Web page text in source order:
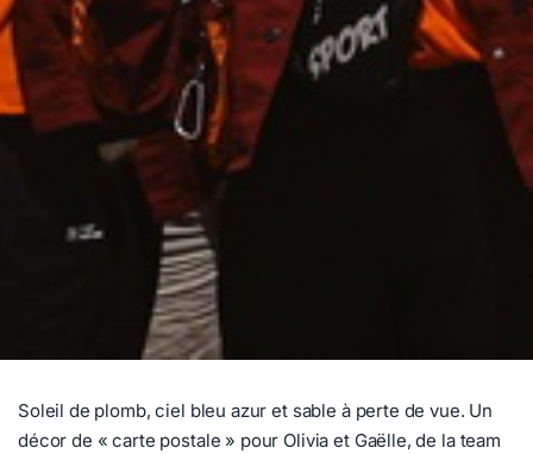
Soleil de plomb, ciel bleu azur et sable à perte de vue. Un
décor de « carte postale » pour Olivia et Gaëlle, de la team